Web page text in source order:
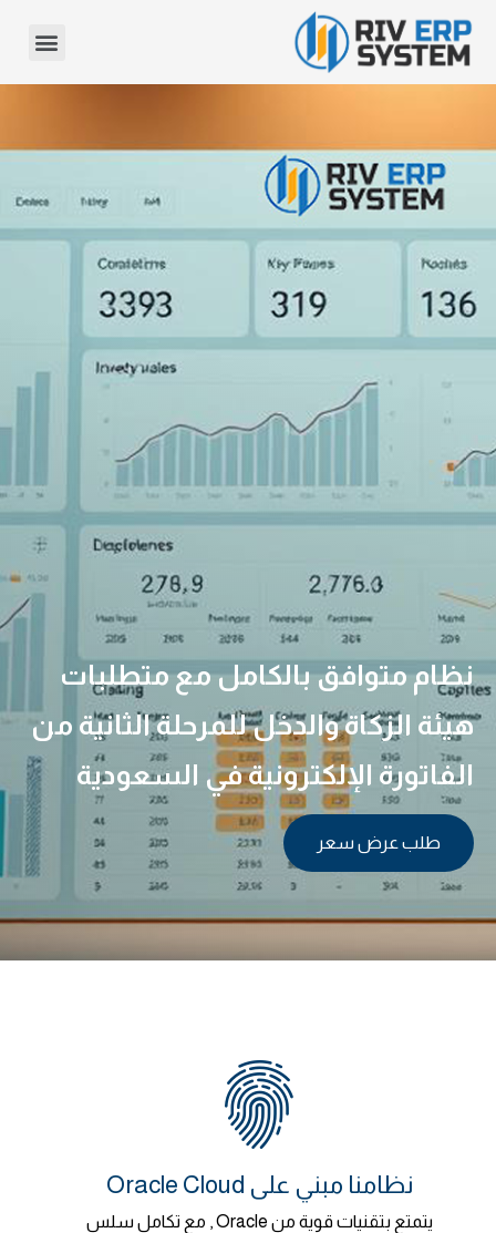
01
نظام متوافق بالكامل مع متطلبات
هيئة الزكاة والدخل للمرحلة الثانية من
الفاتورة الإلكترونية في السعودية
طلب عرض سعر
نظامنا مبني على Oracle Cloud
يتمتع بتقنيات قوية من Oracle , مع تكامل سلس